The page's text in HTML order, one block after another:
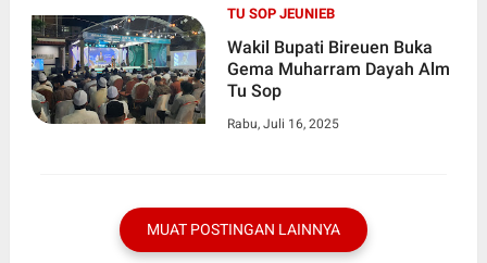
TU SOP JEUNIEB
Wakil Bupati Bireuen Buka
Gema Muharram Dayah Alm
Tu Sop
Rabu, Juli 16, 2025
MUAT POSTINGAN LAINNYA